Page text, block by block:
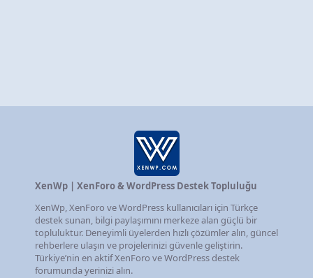
XenWp | XenForo & WordPress Destek Topluluğu
XenWp, XenForo ve WordPress kullanıcıları için Türkçe
destek sunan, bilgi paylaşımını merkeze alan güçlü bir
topluluktur. Deneyimli üyelerden hızlı çözümler alın, güncel
rehberlere ulaşın ve projelerinizi güvenle geliştirin.
Türkiye’nin en aktif XenForo ve WordPress destek
forumunda yerinizi alın.